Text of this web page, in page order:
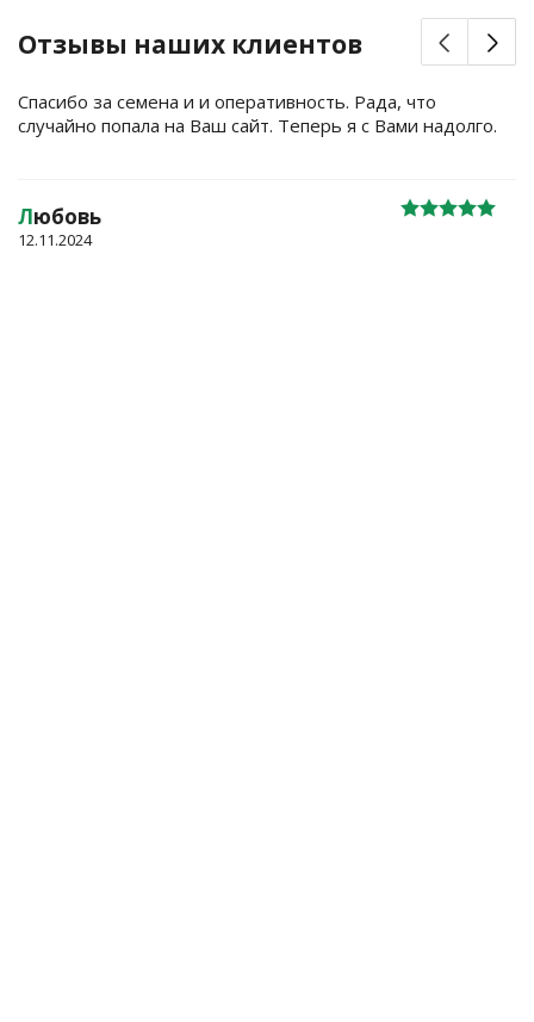
Отзывы наших клиентов
Спасибо за семена и и оперативность. Рада, что
случайно попала на Ваш сайт. Теперь я с Вами надолго.
Любовь
12.11.2024